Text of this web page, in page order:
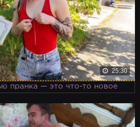
25:30
пранка — это что-то новое